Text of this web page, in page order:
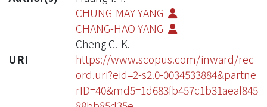
CHUNG-MAY YANG
CHANG-HAO YANG
Cheng C.-K.
URI
https://www.scopus.com/inward/rec
ord.uri?eid=2-s2.0-0034533884&partne
rID=40&md5=1d683fb457c1b31aeaf845